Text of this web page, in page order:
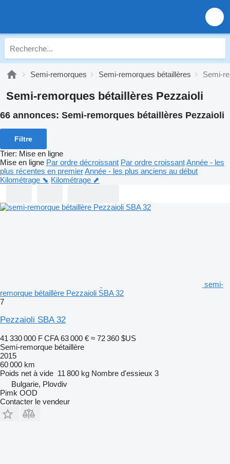
Semi-remorques Semi-remorques bétaillères Semi-
Semi-remorques bétaillères Pezzaioli
66 annonces: Semi-remorques bétaillères Pezzaioli
Filtre
Trier: Mise en ligne
Mise en ligne Par ordre décroissant Par ordre croissantAnnée - les
plus récentes en premierAnnée - les plus anciens au début
Kilométrage ⬊ Kilométrage ⬈
semi-
remorque bétaillère Pezzaioli SBA 32
7
Pezzaioli SBA 32
41 330 000 F CFA 63 000 € ≈ 72 360 $US
Semi-remorque bétaillère
2015
60 000 km
Poids net à vide 11 800 kg Nombre d'essieux 3
Bulgarie, Plovdiv
Pimk OOD
Contacter le vendeur